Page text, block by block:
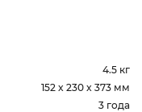
4.5 кг
152 x 230 x 373 мм
3 года